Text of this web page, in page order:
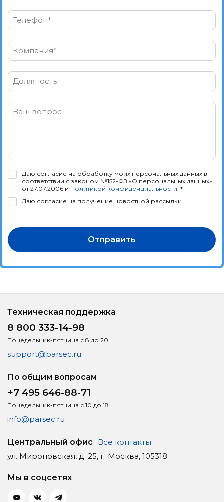
Телефон*
Компания*
Должность
Ваш вопрос
Даю согласие на обработку моих персональных данных в
соответствии с законом №152-ФЗ «О персональных данных»
от 27.07.2006 и Политикой конфиденциальности . *
Даю согласие на получение новостной рассылки
Отправить
Техническая поддержка
8 800 333-14-98
Понедельник-пятница с 8 до 20
support@parsec.ru
По общим вопросам
+7 495 646-88-71
Понедельник-пятница с 10 до 18
info@parsec.ru
Центральный офис
Все контакты
ул. Мироновская, д. 25, г. Москва, 105318
Мы в соцсетях